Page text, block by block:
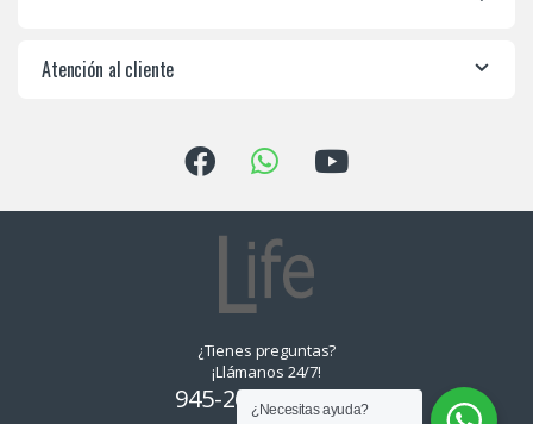
Atención al cliente
¿Tienes preguntas?
¡Llámanos 24/7!
945-265550, 955-
¿Necesitas ayuda?